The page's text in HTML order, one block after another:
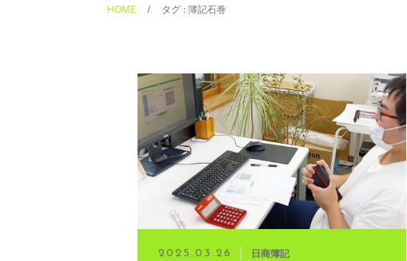
◆ CAD・BIM
◆ 資格･ネット試験
◆ オンラインによる授業／体験
◇ 書籍出版
◇ Youtubeチャンネル・ライブ配信
HOME タグ : 簿記石巻
2025.03.26 日商簿記